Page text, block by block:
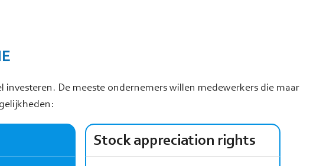
De meeste ondernemers willen medewerkers die maar
Stock appreciation rights